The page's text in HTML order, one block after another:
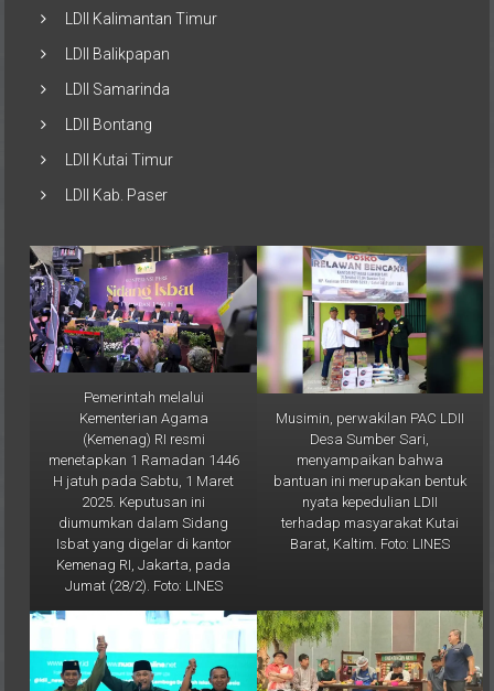
LDII Samarinda
LDII Kutai Timur
Pemerintah melalui
Kementerian Agama
(Kemenag) RI resmi
menetapkan 1 Ramadan 1446
H jatuh pada Sabtu, 1 Maret
2025. Keputusan ini
diumumkan dalam Sidang
Isbat yang digelar di kantor
Kemenag RI, Jakarta, pada
Jumat (28/2). Foto: LINES
Musimin, perwakilan PAC LDII
Desa Sumber Sari,
menyampaikan bahwa
bantuan ini merupakan bentuk
nyata kepedulian LDII
terhadap masyarakat Kutai
Barat, Kaltim. Foto: LINES